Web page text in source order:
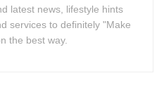
latest news, lifestyle hints
services to definitely "Make
the best way.